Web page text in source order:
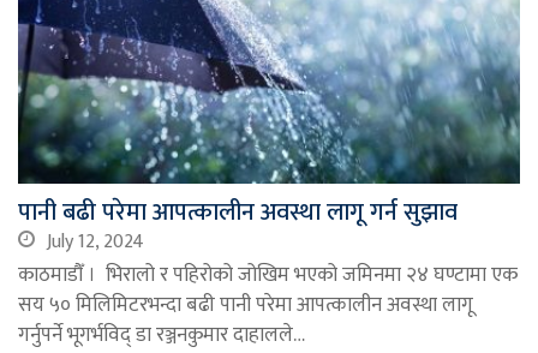
पानी बढी परेमा आपत्कालीन अवस्था लागू गर्न सुझाव
July 12, 2024
काठमाडौँ । भिरालो र पहिरोको जोखिम भएको जमिनमा २४ घण्टामा एक
सय ५० मिलिमिटरभन्दा बढी पानी परेमा आपत्कालीन अवस्था लागू
गर्नुपर्ने भूगर्भविद् डा रञ्जनकुमार दाहालले…